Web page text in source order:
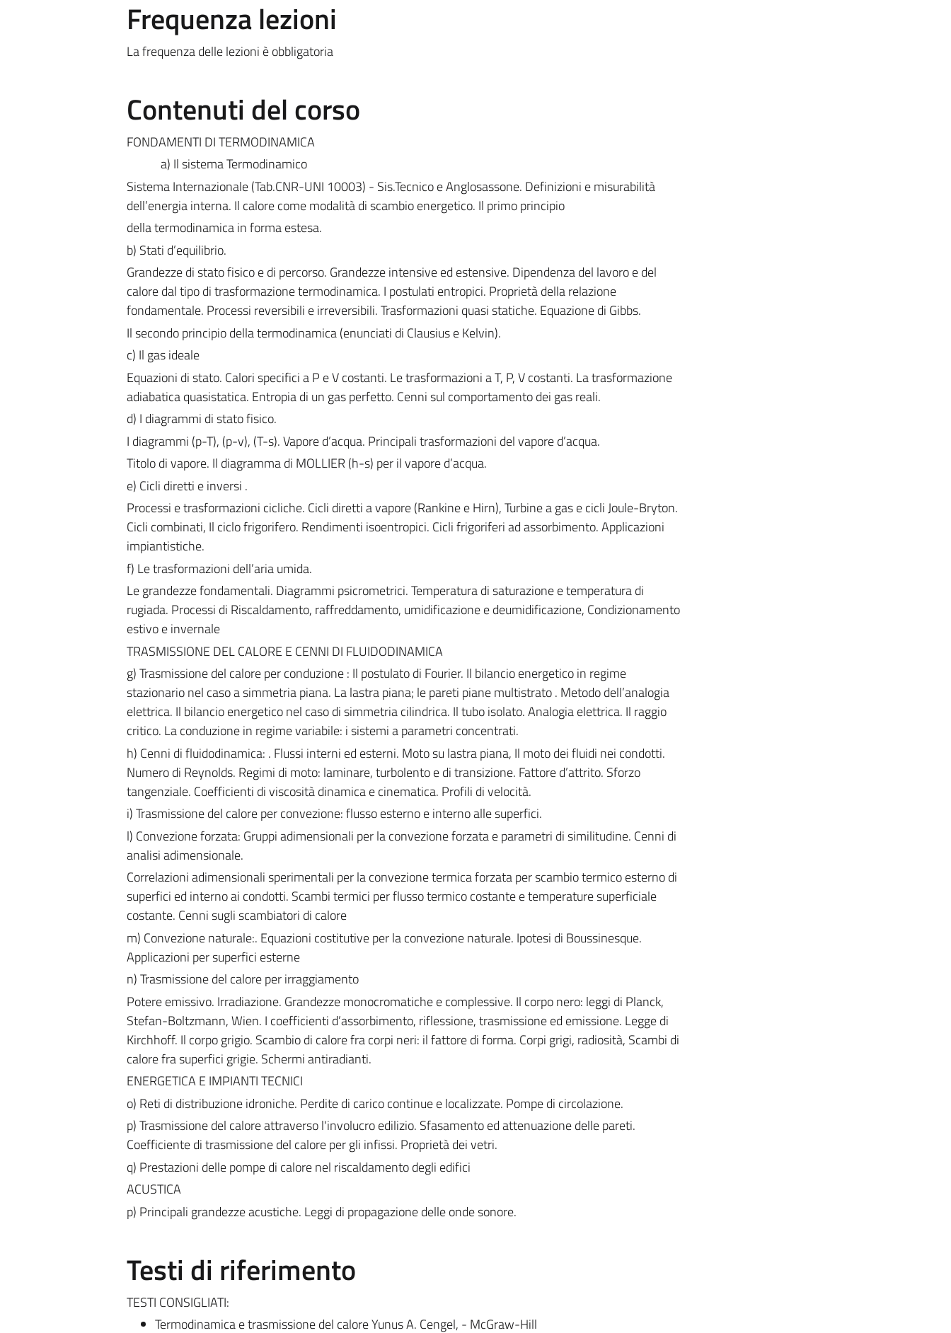
Frequenza lezioni
La frequenza delle lezioni è obbligatoria
Contenuti del corso
FONDAMENTI DI TERMODINAMICA
a) Il sistema Termodinamico
Sistema Internazionale (Tab.CNR-UNI 10003) - Sis.Tecnico e Anglosassone. Definizioni e misurabilità
dell’energia interna. Il calore come modalità di scambio energetico. Il primo principio
della termodinamica in forma estesa.
b) Stati d’equilibrio.
Grandezze di stato fisico e di percorso. Grandezze intensive ed estensive. Dipendenza del lavoro e del
calore dal tipo di trasformazione termodinamica. I postulati entropici. Proprietà della relazione
fondamentale. Processi reversibili e irreversibili. Trasformazioni quasi statiche. Equazione di Gibbs.
Il secondo principio della termodinamica (enunciati di Clausius e Kelvin).
c) Il gas ideale
Equazioni di stato. Calori specifici a P e V costanti. Le trasformazioni a T, P, V costanti. La trasformazione
adiabatica quasistatica. Entropia di un gas perfetto. Cenni sul comportamento dei gas reali.
d) I diagrammi di stato fisico.
I diagrammi (p-T), (p-v), (T-s). Vapore d’acqua. Principali trasformazioni del vapore d’acqua.
Titolo di vapore. Il diagramma di MOLLIER (h-s) per il vapore d’acqua.
e) Cicli diretti e inversi .
Processi e trasformazioni cicliche. Cicli diretti a vapore (Rankine e Hirn), Turbine a gas e cicli Joule-Bryton.
Cicli combinati, Il ciclo frigorifero. Rendimenti isoentropici. Cicli frigoriferi ad assorbimento. Applicazioni
impiantistiche.
f) Le trasformazioni dell’aria umida.
Le grandezze fondamentali. Diagrammi psicrometrici. Temperatura di saturazione e temperatura di
rugiada. Processi di Riscaldamento, raffreddamento, umidificazione e deumidificazione, Condizionamento
estivo e invernale
TRASMISSIONE DEL CALORE E CENNI DI FLUIDODINAMICA
g) Trasmissione del calore per conduzione : Il postulato di Fourier. Il bilancio energetico in regime
stazionario nel caso a simmetria piana. La lastra piana; le pareti piane multistrato . Metodo dell’analogia
elettrica. Il bilancio energetico nel caso di simmetria cilindrica. Il tubo isolato. Analogia elettrica. Il raggio
critico. La conduzione in regime variabile: i sistemi a parametri concentrati.
h) Cenni di fluidodinamica: . Flussi interni ed esterni. Moto su lastra piana, Il moto dei fluidi nei condotti.
Numero di Reynolds. Regimi di moto: laminare, turbolento e di transizione. Fattore d’attrito. Sforzo
tangenziale. Coefficienti di viscosità dinamica e cinematica. Profili di velocità.
i) Trasmissione del calore per convezione: flusso esterno e interno alle superfici.
l) Convezione forzata: Gruppi adimensionali per la convezione forzata e parametri di similitudine. Cenni di
analisi adimensionale.
Correlazioni adimensionali sperimentali per la convezione termica forzata per scambio termico esterno di
superfici ed interno ai condotti. Scambi termici per flusso termico costante e temperature superficiale
costante. Cenni sugli scambiatori di calore
m) Convezione naturale:. Equazioni costitutive per la convezione naturale. Ipotesi di Boussinesque.
Applicazioni per superfici esterne
n) Trasmissione del calore per irraggiamento
Potere emissivo. Irradiazione. Grandezze monocromatiche e complessive. Il corpo nero: leggi di Planck,
Stefan-Boltzmann, Wien. I coefficienti d’assorbimento, riflessione, trasmissione ed emissione. Legge di
Kirchhoff. Il corpo grigio. Scambio di calore fra corpi neri: il fattore di forma. Corpi grigi, radiosità, Scambi di
calore fra superfici grigie. Schermi antiradianti.
ENERGETICA E IMPIANTI TECNICI
o) Reti di distribuzione idroniche. Perdite di carico continue e localizzate. Pompe di circolazione.
p) Trasmissione del calore attraverso l'involucro edilizio. Sfasamento ed attenuazione delle pareti.
Coefficiente di trasmissione del calore per gli infissi. Proprietà dei vetri.
q) Prestazioni delle pompe di calore nel riscaldamento degli edifici
ACUSTICA
p) Principali grandezze acustiche. Leggi di propagazione delle onde sonore.
Testi di riferimento
TESTI CONSIGLIATI:
Termodinamica e trasmissione del calore Yunus A. Cengel, - McGraw-Hill